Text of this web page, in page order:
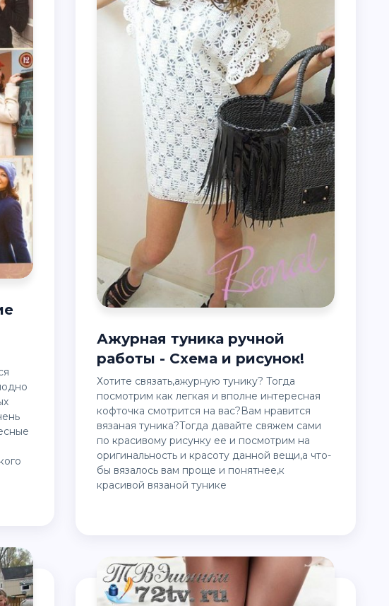
Ажурная туника ручной
работы - Схема и рисунок!
Хотите связать,ажурную тунику? Тогда
посмотрим как легкая и вполне интересная
кофточка смотрится на вас?Вам нравится
вязаная туника?Тогда давайте свяжем сами
по красивому рисунку ее и посмотрим на
оригинальность и красоту данной вещи,а что-
бы вязалось вам проще и понятнее,к
красивой вязаной тунике